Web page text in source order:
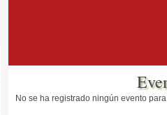
No se ha registrado ningún evento